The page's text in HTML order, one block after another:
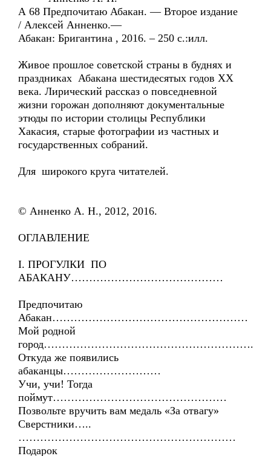
А 68 Предпочитаю Абакан. — Второе издание
/ Алексей Анненко.—
Абакан: Бригантина , 2016. – 250 с.:илл.
Живое прошлое советской страны в буднях и
праздниках Абакана шестидесятых годов ХХ
века. Лирический рассказ о повседневной
жизни горожан дополняют документальные
этюды по истории столицы Республики
Хакасия, старые фотографии из частных и
государственных собраний.
Для широкого круга читателей.
© Анненко А. Н., 2012, 2016.
ОГЛАВЛЕНИЕ
I. ПРОГУЛКИ ПО
АБАКАНУ……………………………………
Предпочитаю
Абакан………………………………………………
Мой родной
город………………………………………………….
Откуда же появились
абаканцы………………………
Учи, учи! Тогда
поймут…………………………………………
Позвольте вручить вам медаль «За отвагу»
Сверстники…..
……………………………………………………
Подарок